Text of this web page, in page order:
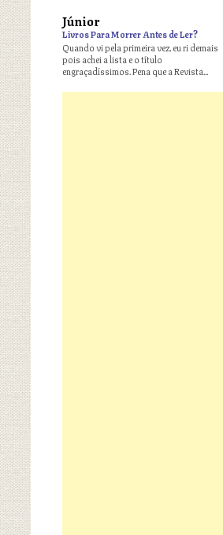
Júnior
Livros Para Morrer Antes de Ler?
Quando vi pela primeira vez, eu ri demais
pois achei a lista e o título
engraçadíssimos. Pena que a Revista...